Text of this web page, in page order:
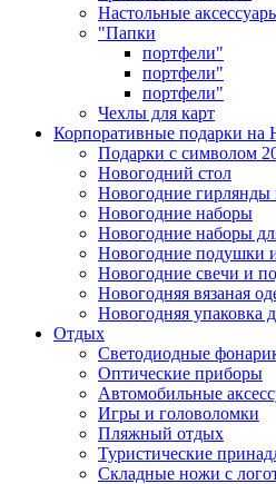
Настольные
"Папки
портфели"
портфели"
портфели"
Чехлы для карт
Корпоративные подарки на
Подарки с символом
Новогодний стол
Новогодние гирлянды
Новогодние наборы
Новогодние наборы
Новогодние подушки
Новогодние свечи и
Новогодняя вязаная
Новогодняя упаковка
Отдых
Светодиодные
Оптические приборы
Автомобильные
Игры и головоломки
Пляжный отдых
Туристические
Складные ножи с